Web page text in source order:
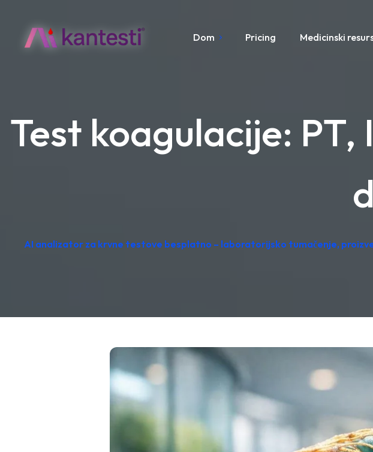
Dom Pricing Medicinski
Test koagulacije:
AI analizator za krvne testove besplatno – laboratorijsko tumačenje,